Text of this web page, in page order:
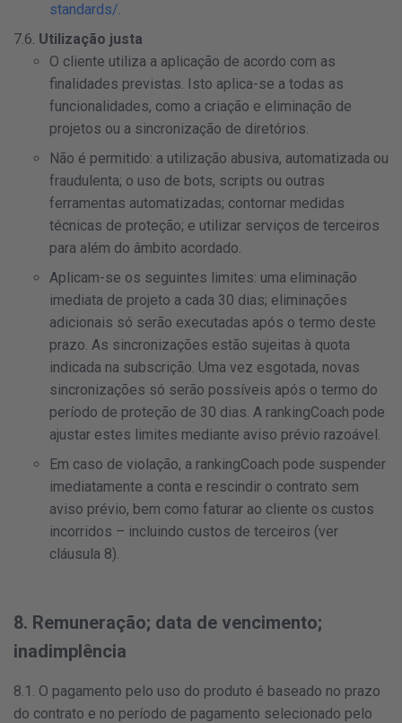
standards/.
7.6. Utilização justa
O cliente utiliza a aplicação de acordo com as
finalidades previstas. Isto aplica-se a todas as
funcionalidades, como a criação e eliminação de
projetos ou a sincronização de diretórios.
Não é permitido: a utilização abusiva, automatizada ou
fraudulenta; o uso de bots, scripts ou outras
ferramentas automatizadas; contornar medidas
técnicas de proteção; e utilizar serviços de terceiros
para além do âmbito acordado.
Aplicam-se os seguintes limites: uma eliminação
imediata de projeto a cada 30 dias; eliminações
adicionais só serão executadas após o termo deste
prazo. As sincronizações estão sujeitas à quota
indicada na subscrição. Uma vez esgotada, novas
sincronizações só serão possíveis após o termo do
período de proteção de 30 dias. A rankingCoach pode
ajustar estes limites mediante aviso prévio razoável.
Em caso de violação, a rankingCoach pode suspender
imediatamente a conta e rescindir o contrato sem
aviso prévio, bem como faturar ao cliente os custos
incorridos – incluindo custos de terceiros (ver
cláusula 8).
8. Remuneração; data de vencimento;
inadimplência
8.1. O pagamento pelo uso do produto é baseado no prazo
do contrato e no período de pagamento selecionado pelo